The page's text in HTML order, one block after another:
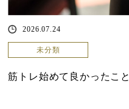
2026.07.24
未分類
筋トレ始めて良かったこと